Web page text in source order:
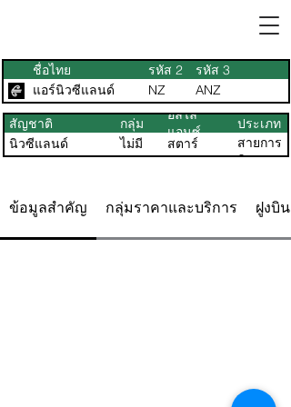
ชื่อไทย รหัส 2
รหัส 3
แอร์นิวซีแลนด์
NZ ANZ
สัญชาติ กลุ่ม
อัลไล
แอนซ์
ประเภท
นิวซีแลนด์
ไม่มี สตาร์
สายการ
บิน
ข้อมูลสำคัญ กลุ่มราคาและบริการ ฝูงบิ